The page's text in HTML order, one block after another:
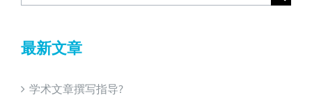
for:
最新文章
学术文章撰写指导?